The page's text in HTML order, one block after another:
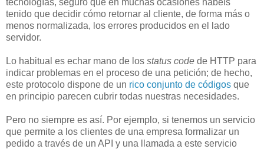
tenido que decidir cómo retornar al cliente, de forma más o
menos normalizada, los errores producidos en el lado
servidor.
Lo habitual es echar mano de los status code de HTTP para
indicar problemas en el proceso de una petición; de hecho,
este protocolo dispone de un rico conjunto de códigos que
en principio parecen cubrir todas nuestras necesidades.
Pero no siempre es así. Por ejemplo, si tenemos un servicio
que permite a los clientes de una empresa formalizar un
pedido a través de un API y una llamada a este servicio